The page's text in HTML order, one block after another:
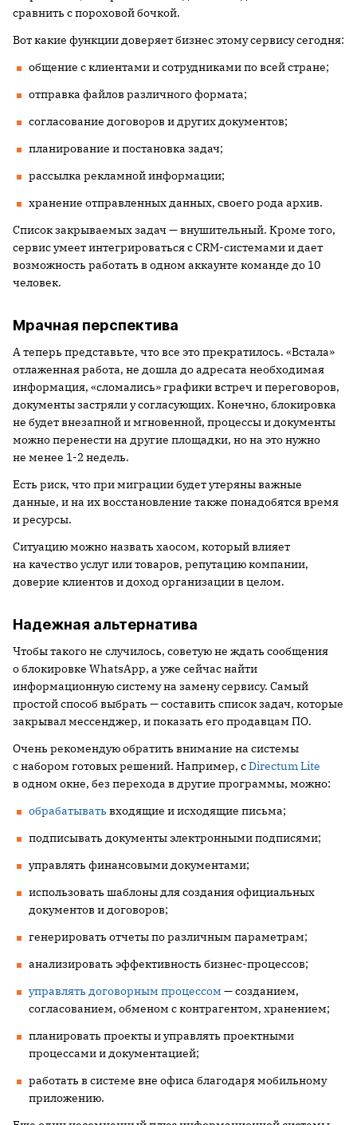
сравнить с пороховой бочкой.
Вот какие функции доверяет бизнес этому сервису сегодня:
общение с клиентами и сотрудниками по всей стране;
отправка файлов различного формата;
согласование договоров и других документов;
планирование и постановка задач;
рассылка рекламной информации;
хранение отправленных данных, своего рода архив.
Список закрываемых задач — внушительный. Кроме того,
сервис умеет интегрироваться с CRM-системами и дает
возможность работать в одном аккаунте команде до 10
человек.
Мрачная перспектива
А теперь представьте, что все это прекратилось. «Встала»
отлаженная работа, не дошла до адресата необходимая
информация, «сломались» графики встреч и переговоров,
документы застряли у согласующих. Конечно, блокировка
не будет внезапной и мгновенной, процессы и документы
можно перенести на другие площадки, но на это нужно
не менее 1-2 недель.
Есть риск, что при миграции будет утеряны важные
данные, и на их восстановление также понадобятся время
и ресурсы.
Ситуацию можно назвать хаосом, который влияет
на качество услуг или товаров, репутацию компании,
доверие клиентов и доход организации в целом.
Надежная альтернатива
Чтобы такого не случилось, советую не ждать сообщения
о блокировке WhatsApp, а уже сейчас найти
информационную систему на замену сервису. Самый
простой способ выбрать — составить список задач, которые
закрывал мессенджер, и показать его продавцам ПО.
Очень рекомендую обратить внимание на системы
с набором готовых решений. Например, сDirectum Lite
в одном окне, без перехода в другие программы, можно:
обрабатывать входящие и исходящие письма;
подписывать документы электронными подписями;
управлять финансовыми документами;
использовать шаблоны для создания официальных
документов и договоров;
генерировать отчеты по различным параметрам;
анализировать эффективность бизнес-процессов;
управлять договорным процессом — созданием,
согласованием, обменом с контрагентом, хранением;
планировать проекты и управлять проектными
процессами и документацией;
работать в системе вне офиса благодаря мобильному
приложению.